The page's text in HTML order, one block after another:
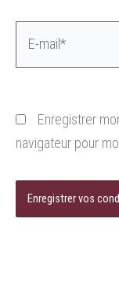
Enregistrer
navigateur pour